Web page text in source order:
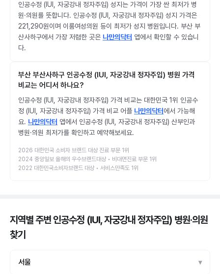
인공수정 (IUI, 자궁강내 정자주입) 성지는 가격이 가장 싼 최저가 병
원·의원를 뜻합니다. 인공수정 (IUI, 자궁강내 정자주입) 성지 가격은
221,290원이며 이룸여성의원 등이 최저가 성지 병원입니다. 부산 부
산사하구에서 가장 저렴한 곳은 나만의닥터 앱에서 확인할 수 있습니
다.
부산 부산사하구 인공수정 (IUI, 자궁강내 정자주입) 병원 가격
비교는 어디서 하나요?
인공수정 (IUI, 자궁강내 정자주입) 가격 비교는 대한민국 1위 인공수
정 (IUI, 자궁강내 정자주입) 가격 비교 어플 나만의닥터에서 가능해
요. 나만의닥터 앱에서 인공수정 (IUI, 자궁강내 정자주입) 산부인과
병원·의원 최저가를 확인하고 예약해보세요.
2026 대한민국 소비자 브랜드 대상 진료 부문 1위
2024 중앙일보 올해의 우수브랜드대상 • 비대면진료 부문 1위
2022 대한민국소비자브랜드 대상 • 서비스만족도 1위
지역별 주변 인공수정 (IUI, 자궁강내 정자주입) 병원·의원
찾기
서울